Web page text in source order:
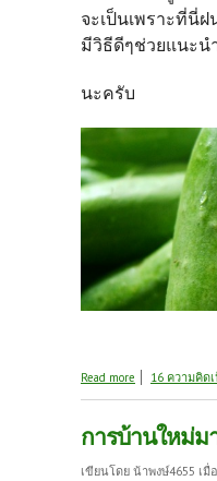
จะเป็นเพราะที่นี่
มีวิธีดีๆช่วยแนะน
นะครับ
Read more about แมลงวันท
16 ความคิด
การบ้านใหม่ม
เขียนโดย น้าพงษ์4655 เมื่